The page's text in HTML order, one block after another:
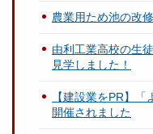
農業用ため池の改
由利工業高校の生
見学しました！
【建設業をPR】
開催されました